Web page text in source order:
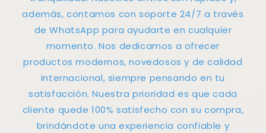
además, contamos con soporte 24/7 a través
de WhatsApp para ayudarte en cualquier
momento. Nos dedicamos a ofrecer
productos modernos, novedosos y de calidad
internacional, siempre pensando en tu
satisfacción. Nuestra prioridad es que cada
cliente quede 100% satisfecho con su compra,
brindándote una experiencia confiable y